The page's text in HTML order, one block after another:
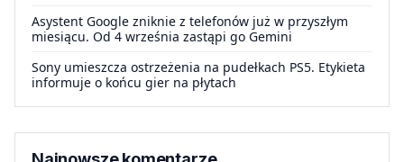
Asystent Google zniknie z telefonów już w przyszłym
miesiącu. Od 4 września zastąpi go Gemini
Sony umieszcza ostrzeżenia na pudełkach PS5. Etykieta
informuje o końcu gier na płytach